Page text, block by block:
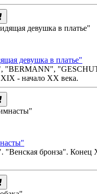
девушка в платье"
"BERMANN",
- начало XX века.
"Венская бронза". Конец